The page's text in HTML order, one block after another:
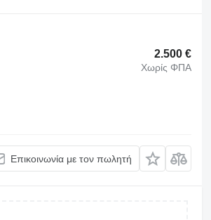
2.500 €
Χωρίς ΦΠΑ
Επικοινωνία με τον πωλητή